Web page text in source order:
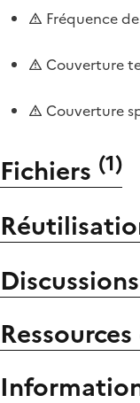
Fréquence
Couverture
Couverture
Fichiers (1)
Discussions